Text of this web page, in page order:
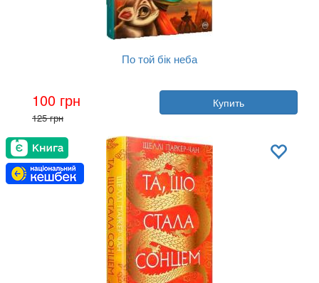
По той бік неба
Галина Манив
Издательство:РМ
Язык:Украинский
100 грн
125 грн
Купить